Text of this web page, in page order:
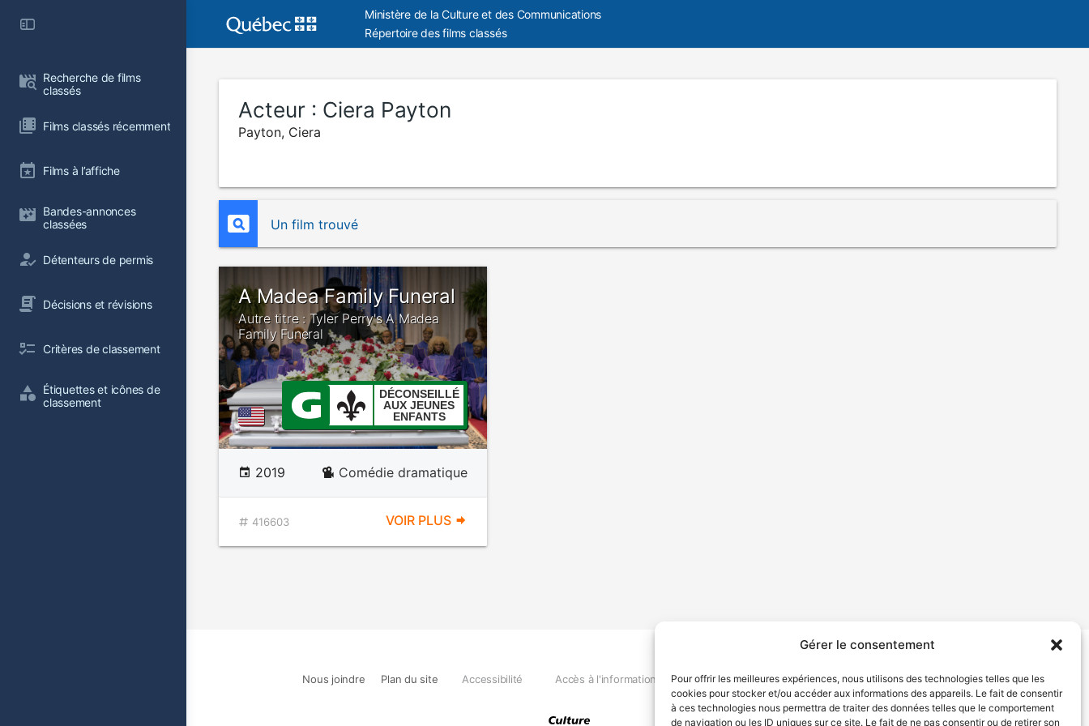
Gérer le consentement
Pour offrir les meilleures expériences, nous utilisons des technologies telles que les
cookies pour stocker et/ou accéder aux informations des appareils. Le fait de consentir
à ces technologies nous permettra de traiter des données telles que le comportement
de navigation ou les ID uniques sur ce site. Le fait de ne pas consentir ou de retirer son
Recherche de films
classés
Films classés récemment
Films à l’affiche
Bandes-annonces
classées
Détenteurs de permis
Décisions et révisions
Critères de classement
Étiquettes et icônes de
classement
Ministère de la Culture et des Communications
Répertoire des films classés
Acteur : Ciera Payton
Payton, Ciera
Un film trouvé
A Madea Family Funeral
Autre titre : Tyler Perry's A Madea
Family Funeral
DÉCONSEILLÉ
AUX JEUNES
ENFANTS
2019 Comédie dramatique
416603 VOIR PLUS
Nous joindre Plan du site Accessibilité Accès à l'information Déclaration de services Politique de confidentialité